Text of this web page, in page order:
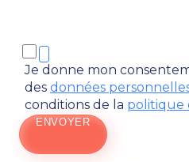
Je donne mon
des données
conditions de la politique
ENVOYER